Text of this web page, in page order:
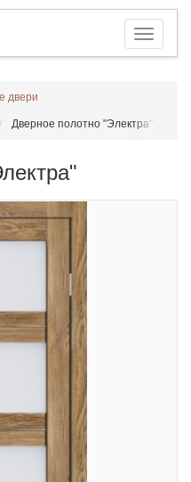
двери
Дверное полотно "Электра"